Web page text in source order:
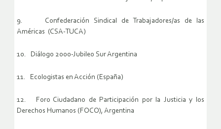
9. Confederación Sindical de Trabajadores/as de las
Américas (CSA-TUCA)
10. Diálogo 2000-Jubileo Sur Argentina
11. Ecologistas en Acción (España)
12. Foro Ciudadano de Participación por la Justicia y los
Derechos Humanos (FOCO), Argentina